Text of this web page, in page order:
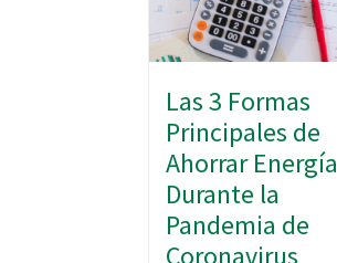
Las 3 Formas
Principales de
Ahorrar Energía
Durante la
Pandemia de